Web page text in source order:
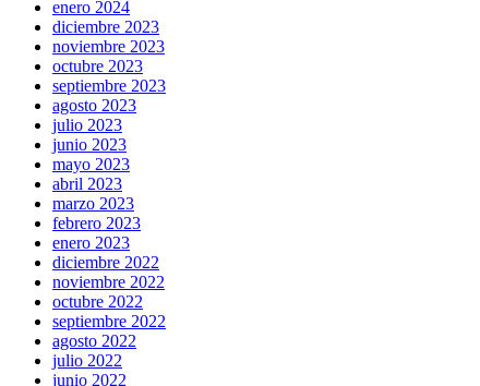
enero 2024
diciembre 2023
noviembre 2023
octubre 2023
septiembre 2023
agosto 2023
julio 2023
junio 2023
mayo 2023
abril 2023
marzo 2023
febrero 2023
enero 2023
diciembre 2022
noviembre 2022
octubre 2022
septiembre 2022
agosto 2022
julio 2022
junio 2022